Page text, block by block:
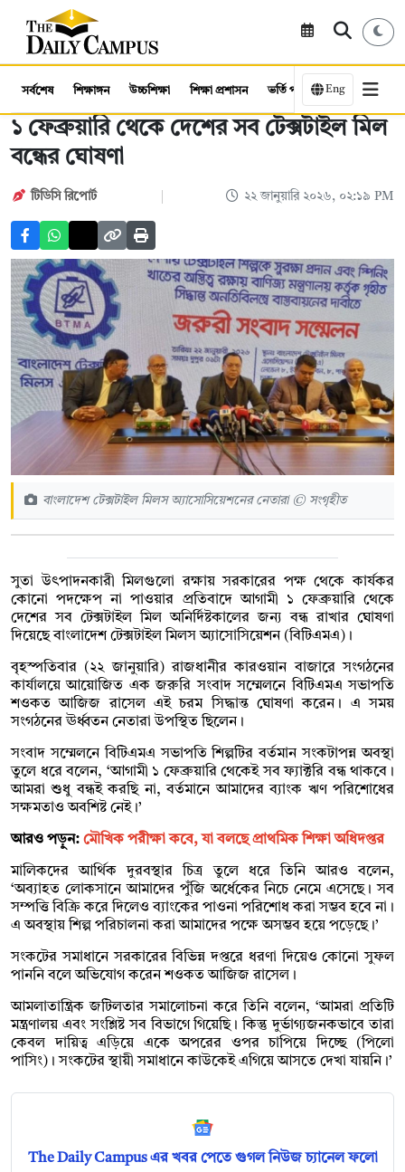
সর্বশেষ শিক্ষাঙ্গন উচ্চশিক্ষা শিক্ষা প্রশাসন ভর্তি পরীক্ষা কর্মসংস্থান
Eng
১ ফেব্রুয়ারি থেকে দেশের সব টেক্সটাইল মিল
বন্ধের ঘোষণা
টিডিসি রিপোর্ট ২২ জানুয়ারি ২০২৬, ০২:১৯ PM
বাংলাদেশ টেক্সটাইল মিলস অ্যাসোসিয়েশনের নেতারা © সংগৃহীত
সুতা উৎপাদনকারী মিলগুলো রক্ষায় সরকারের পক্ষ থেকে কার্যকর
কোনো পদক্ষেপ না পাওয়ার প্রতিবাদে আগামী ১ ফেব্রুয়ারি থেকে
দেশের সব টেক্সটাইল মিল অনির্দিষ্টকালের জন্য বন্ধ রাখার ঘোষণা
দিয়েছে বাংলাদেশ টেক্সটাইল মিলস অ্যাসোসিয়েশন (বিটিএমএ)।
বৃহস্পতিবার (২২ জানুয়ারি) রাজধানীর কারওয়ান বাজারে সংগঠনের
কার্যালয়ে আয়োজিত এক জরুরি সংবাদ সম্মেলনে বিটিএমএ সভাপতি
শওকত আজিজ রাসেল এই চরম সিদ্ধান্ত ঘোষণা করেন। এ সময়
সংগঠনের ঊর্ধ্বতন নেতারা উপস্থিত ছিলেন।
সংবাদ সম্মেলনে বিটিএমএ সভাপতি শিল্পটির বর্তমান সংকটাপন্ন অবস্থা
তুলে ধরে বলেন, ‘আগামী ১ ফেব্রুয়ারি থেকেই সব ফ্যাক্টরি বন্ধ থাকবে।
আমরা শুধু বন্ধই করছি না, বর্তমানে আমাদের ব্যাংক ঋণ পরিশোধের
সক্ষমতাও অবশিষ্ট নেই।’
আরও পড়ুন: মৌখিক পরীক্ষা কবে, যা বলছে প্রাথমিক শিক্ষা অধিদপ্তর
মালিকদের আর্থিক দুরবস্থার চিত্র তুলে ধরে তিনি আরও বলেন,
‘অব্যাহত লোকসানে আমাদের পুঁজি অর্ধেকের নিচে নেমে এসেছে। সব
সম্পত্তি বিক্রি করে দিলেও ব্যাংকের পাওনা পরিশোধ করা সম্ভব হবে না।
এ অবস্থায় শিল্প পরিচালনা করা আমাদের পক্ষে অসম্ভব হয়ে পড়েছে।’
সংকটের সমাধানে সরকারের বিভিন্ন দপ্তরে ধরণা দিয়েও কোনো সুফল
পাননি বলে অভিযোগ করেন শওকত আজিজ রাসেল।
আমলাতান্ত্রিক জটিলতার সমালোচনা করে তিনি বলেন, ‘আমরা প্রতিটি
মন্ত্রণালয় এবং সংশ্লিষ্ট সব বিভাগে গিয়েছি। কিন্তু দুর্ভাগ্যজনকভাবে তারা
কেবল দায়িত্ব এড়িয়ে একে অপরের ওপর চাপিয়ে দিচ্ছে (পিলো
পাসিং)। সংকটের স্থায়ী সমাধানে কাউকেই এগিয়ে আসতে দেখা যায়নি।’
The Daily Campus এর খবর পেতে গুগল নিউজ চ্যানেল ফলো